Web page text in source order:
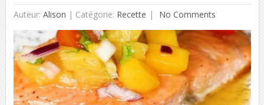
Auteur: Alison | Catégorie: Recette No Comments